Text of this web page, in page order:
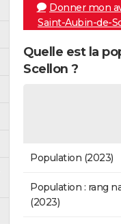
Donner mon
Saint-Aubin-de-
Quelle est la
Scellon ?
Population (2023)
Population : rang
(2023)